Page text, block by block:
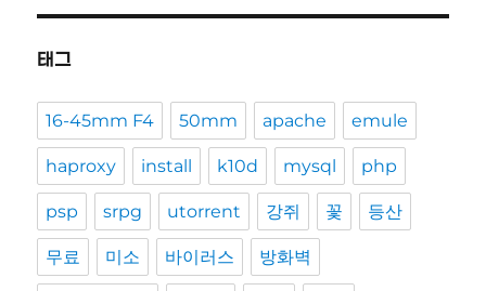
태그
16-45mm F4 50mm apache emule
haproxy install k10d mysql php
psp srpg utorrent 강쥐 꽃 등산
무료 미소 바이러스 방화벽